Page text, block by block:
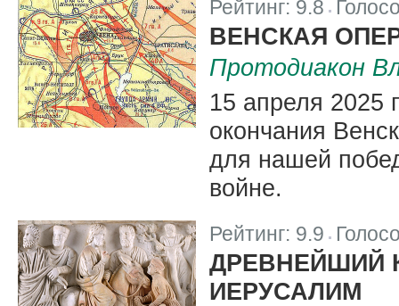
Рейтинг: 9.8 |
ВЕНСКАЯ
Протодиакон
15 апреля 2025
окончания
для нашей
войне.
Рейтинг: 9.9 |
ДРЕВНЕЙШИЙ
ИЕРУСАЛИМ